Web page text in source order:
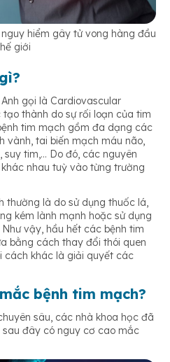
hiểm gây tử vong hàng đầu
giới
gọi là Cardiovascular
tạo thành do sự rối loạn của tim
tim mạch gồm đa dạng các
vành, tai biến mạch máu não,
suy tim,… Do đó, các nguyên
nhau tuỳ vào từng trường
thường là do sử dụng thuốc lá,
kém lành mạnh hoặc sử dụng
vậy, hầu hết các bệnh tim
bằng cách thay đổi thói quen
cách khác là giải quyết các
bệnh tim mạch?
sâu, các nhà khoa học đã
đây có nguy cơ cao mắc